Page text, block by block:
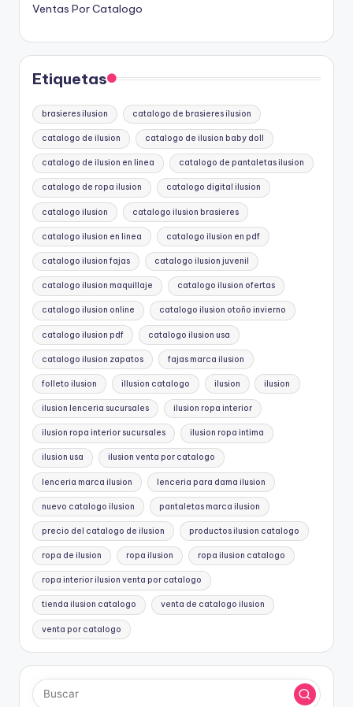
Ventas Por Catalogo
Etiquetas
brasieres ilusion catalogo de brasieres ilusion
catalogo de ilusion catalogo de ilusion baby doll
catalogo de ilusion en linea catalogo de pantaletas ilusion
catalogo de ropa ilusion catalogo digital ilusion
catalogo ilusion catalogo ilusion brasieres
catalogo ilusion en linea catalogo ilusion en pdf
catalogo ilusion fajas catalogo ilusion juvenil
catalogo ilusion maquillaje catalogo ilusion ofertas
catalogo ilusion online catalogo ilusion otoño invierno
catalogo ilusion pdf catalogo ilusion usa
catalogo ilusion zapatos fajas marca ilusion
folleto ilusion illusion catalogo ilusion ilusion
ilusion lenceria sucursales ilusion ropa interior
ilusion ropa interior sucursales ilusion ropa intima
ilusion usa ilusion venta por catalogo
lenceria marca ilusion lenceria para dama ilusion
nuevo catalogo ilusion pantaletas marca ilusion
precio del catalogo de ilusion productos ilusion catalogo
ropa de ilusion ropa ilusion ropa ilusion catalogo
ropa interior ilusion venta por catalogo
tienda ilusion catalogo venta de catalogo ilusion
venta por catalogo